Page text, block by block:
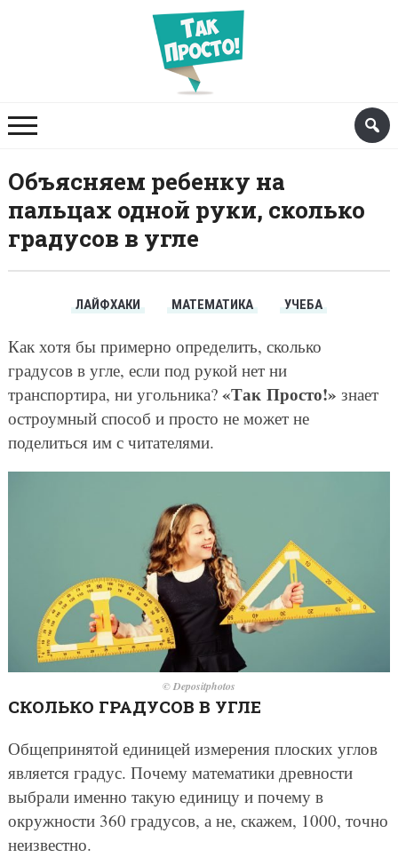
Объясняем ребенку на
пальцах одной руки, сколько
градусов в угле
ЛАЙФХАКИ МАТЕМАТИКА УЧЕБА
Как хотя бы примерно определить, сколько
градусов в угле, если под рукой нет ни
транспортира, ни угольника? «Так Просто!» знает
остроумный способ и просто не может не
поделиться им с читателями.
© Depositphotos
СКОЛЬКО ГРАДУСОВ В УГЛЕ
Общепринятой единицей измерения плоских углов
является градус. Почему математики древности
выбрали именно такую единицу и почему в
окружности 360 градусов, а не, скажем, 1000, точно
неизвестно.